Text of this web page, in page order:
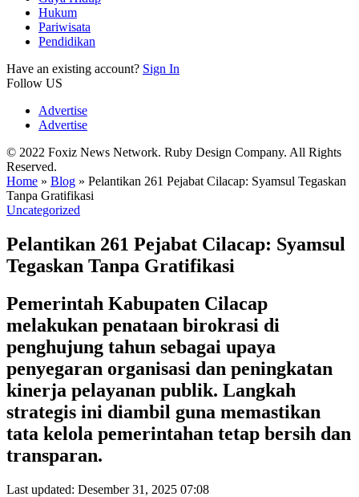
Hukum
Pariwisata
Pendidikan
Have an existing account? Sign In
Follow US
Advertise
Advertise
© 2022 Foxiz News Network. Ruby Design Company. All Rights
Reserved.
Home » Blog » Pelantikan 261 Pejabat Cilacap: Syamsul Tegaskan
Tanpa Gratifikasi
Uncategorized
Pelantikan 261 Pejabat Cilacap: Syamsul
Tegaskan Tanpa Gratifikasi
Pemerintah Kabupaten Cilacap
melakukan penataan birokrasi di
penghujung tahun sebagai upaya
penyegaran organisasi dan peningkatan
kinerja pelayanan publik. Langkah
strategis ini diambil guna memastikan
tata kelola pemerintahan tetap bersih dan
transparan.
Last updated: Desember 31, 2025 07:08